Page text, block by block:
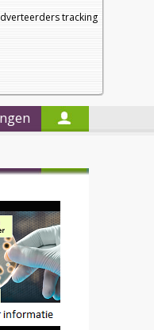
tracking
a
a